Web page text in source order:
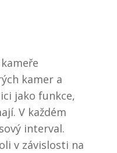
kamer a
jako funkce,
V každém
interval.
v závislosti na